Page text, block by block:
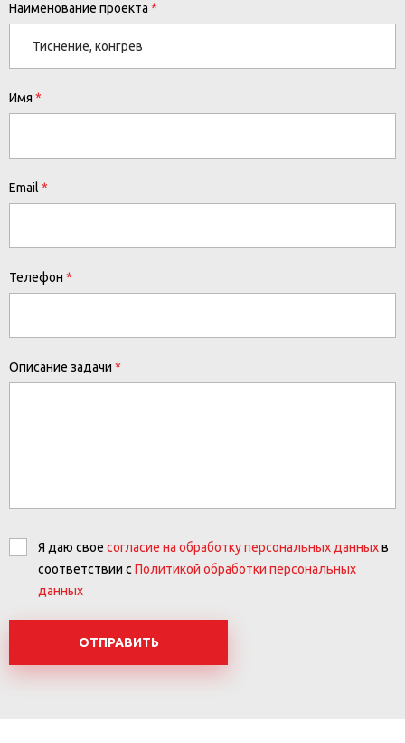
Наименование проекта
Имя
Email
Телефон
Описание задачи
Я даю своесогласие на обработку персональных данныхв
соответствии сПолитикой обработки персональных
данных
ОТПРАВИТЬ